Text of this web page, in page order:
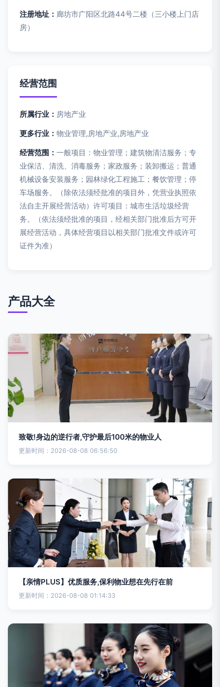
注册地址： 廊坊市广阳区北路44号二楼（三小楼上门店
房）
经营范围
所属行业： 房地产业
更多行业： 物业管理,房地产业,房地产业
经营范围： 一般项目：物业管理；建筑物清洁服务；专
业保洁、清洗、消毒服务；家政服务；装卸搬运；普通
机械设备安装服务；园林绿化工程施工；餐饮管理；停
车场服务。（除依法须经批准的项目外，凭营业执照依
法自主开展经营活动）许可项目：城市生活垃圾经营
务。（依法须经批准的项目，经相关部门批准后方可开
展经营活动，具体经营项目以相关部门批准文件或许可
证件为准）
产品大全
致敬!身边的逆行者,守护最后100米的物业人
更新时间：2026-08-08 06:56:50
【亲情PLUS】优质服务,保利物业想在先行在前
更新时间：2026-08-08 01:14:33